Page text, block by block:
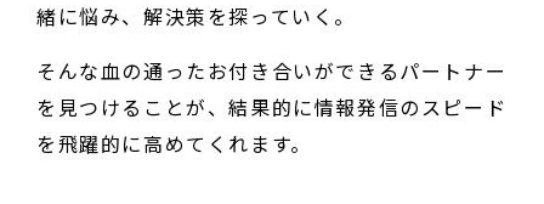
緒に悩み、解決策を探っていく。
そんな血の通ったお付き合いができるパートナー
を見つけることが、結果的に情報発信のスピード
を飛躍的に高めてくれます。